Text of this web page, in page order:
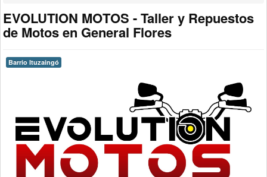
EVOLUTION MOTOS - Taller y Repuestos
de Motos en General Flores
Barrio Ituzaingó